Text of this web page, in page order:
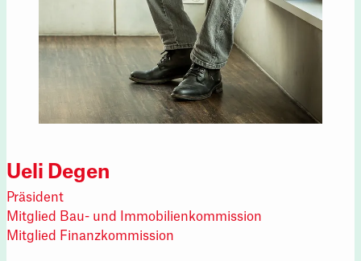
Ueli Degen
Präsident
Mitglied Bau- und Immobilienkommission
Mitglied Finanzkommission